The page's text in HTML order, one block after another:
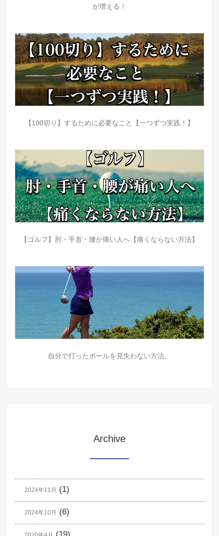
が増える！
【100切り】するために必要なこと【一つずつ実践！】
【ゴルフ】肘・手首・腰が痛い人へ【痛くならない方法】
自分で打ったボールを見失わない方法。
Archive
2024年11月 (1)
2024年10月 (6)